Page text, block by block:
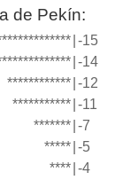
de Pekín:
-15
-14
************ -12
*********** -11
******* -7
***** -5
**** -4